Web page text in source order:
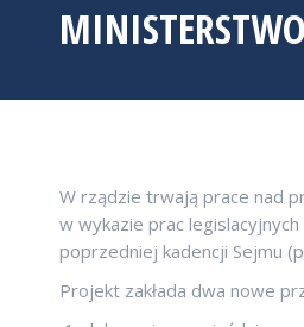
W rządzie trwają prace nad
w wykazie prac
poprzedniej kadencji Sejmu
Projekt zakłada dwa nowe